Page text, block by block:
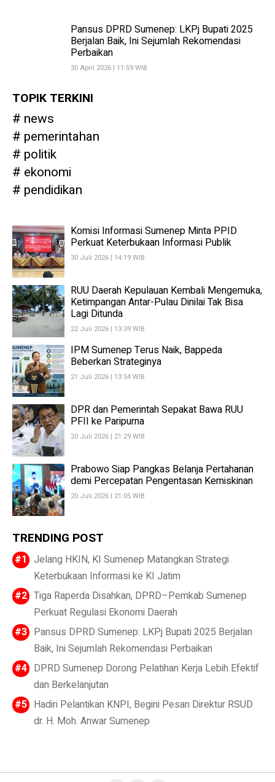
Pansus DPRD Sumenep: LKPj Bupati 2025
Berjalan Baik, Ini Sejumlah Rekomendasi
Perbaikan
30 April 2026 | 11:59 WIB
TOPIK TERKINI
news
pemerintahan
politik
ekonomi
pendidikan
Komisi Informasi Sumenep Minta PPID
Perkuat Keterbukaan Informasi Publik
30 Juli 2026 | 14:19 WIB
RUU Daerah Kepulauan Kembali Mengemuka,
Ketimpangan Antar-Pulau Dinilai Tak Bisa
Lagi Ditunda
22 Juli 2026 | 13:39 WIB
IPM Sumenep Terus Naik, Bappeda
Beberkan Strateginya
21 Juli 2026 | 13:54 WIB
DPR dan Pemerintah Sepakat Bawa RUU
PFII ke Paripurna
20 Juli 2026 | 21:29 WIB
Prabowo Siap Pangkas Belanja Pertahanan
demi Percepatan Pengentasan Kemiskinan
20 Juli 2026 | 21:05 WIB
TRENDING POST
Jelang HKIN, KI Sumenep Matangkan Strategi
Keterbukaan Informasi ke KI Jatim
Tiga Raperda Disahkan, DPRD–Pemkab Sumenep
Perkuat Regulasi Ekonomi Daerah
Pansus DPRD Sumenep: LKPj Bupati 2025 Berjalan
Baik, Ini Sejumlah Rekomendasi Perbaikan
DPRD Sumenep Dorong Pelatihan Kerja Lebih Efektif
dan Berkelanjutan
Hadiri Pelantikan KNPI, Begini Pesan Direktur RSUD
dr. H. Moh. Anwar Sumenep